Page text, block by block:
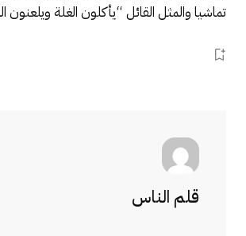
تماشيا والمثل القائل “يأكلون الغلة ويلعنون
قلم الناس